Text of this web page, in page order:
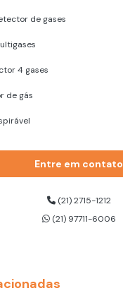
de gases
4 gases
de gás
dräger
3 pontos
Entre em contato
(21) 2715-1212
(21) 97711-6006